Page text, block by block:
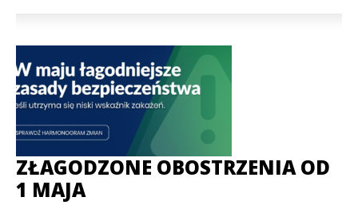
ZŁAGODZONE OBOSTRZENIA OD
1 MAJA